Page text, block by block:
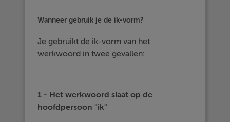
Wanneer gebruik je de ik-vorm?
Je gebruikt de ik-vorm van het
werkwoord in twee gevallen:
1 - Het werkwoord slaat op de
hoofdpersoon "ik"